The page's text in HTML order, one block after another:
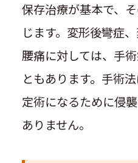
保存治療が基本で、
じます。変形後彎症
腰痛に対しては、手
ともあります。手術
定術になるために侵
ありません。